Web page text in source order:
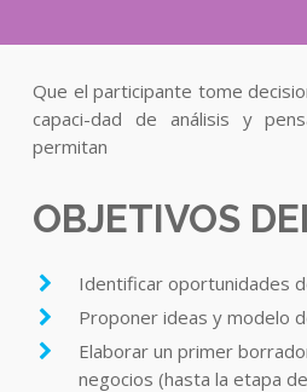
Que el participante tome
capaci-dad de análisis y
permitan
OBJETIVOS
Identificar oportunidades
Proponer ideas y modelo
Elaborar un primer
negocios (hasta la etapa